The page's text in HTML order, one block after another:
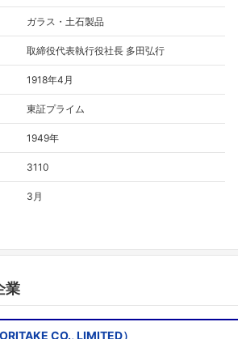
ガラス・土石製品
取締役代表執行役社長 多田弘行
1918年4月
東証プライム
1949年
3110
3月
業
CO., LIMITED）